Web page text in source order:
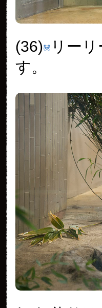
(36)
リー
す。